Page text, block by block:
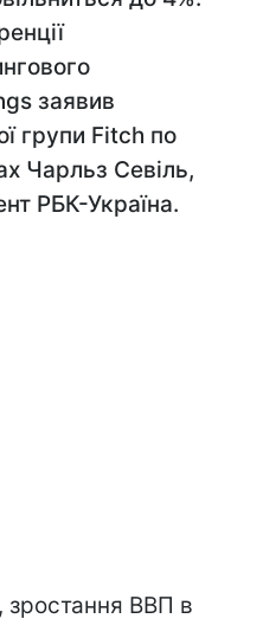
заявив
групи Fitch по
Чарльз Севіль,
РБК-Україна.
зростання ВВП в